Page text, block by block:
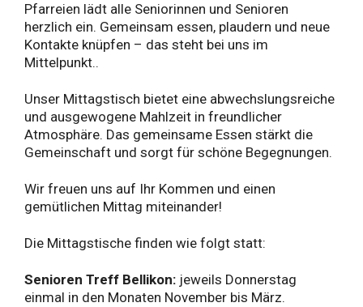
Pfarreien lädt alle Seniorinnen und Senioren
herzlich ein. Gemeinsam essen, plaudern und neue
Kontakte knüpfen – das steht bei uns im
Mittelpunkt..
Unser Mittagstisch bietet eine abwechslungsreiche
und ausgewogene Mahlzeit in freundlicher
Atmosphäre. Das gemeinsame Essen stärkt die
Gemeinschaft und sorgt für schöne Begegnungen.
Wir freuen uns auf Ihr Kommen und einen
gemütlichen Mittag miteinander!
Die Mittagstische finden wie folgt statt:
Senioren Treff Bellikon: jeweils Donnerstag
einmal in den Monaten November bis März.